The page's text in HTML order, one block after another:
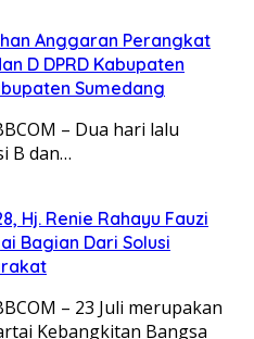
Anggaran Perangkat
D DPRD Kabupaten
Sumedang
– Dua hari lalu
B dan…
Hj. Renie Rahayu Fauzi
Bagian Dari Solusi
– 23 Juli merupakan
Kebangkitan Bangsa